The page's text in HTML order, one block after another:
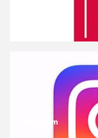
Instagram